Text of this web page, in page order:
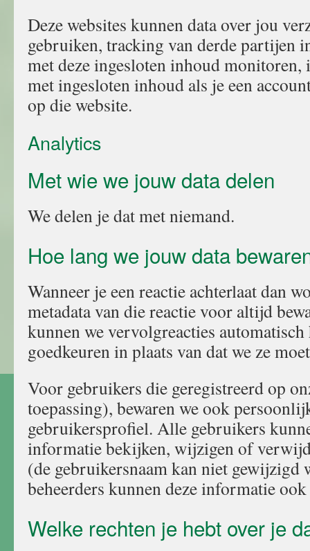
Deze websites kunnen data over jou
gebruiken, tracking van derde partijen
met deze ingesloten inhoud
met ingesloten inhoud als je een
op die website.
Analytics
Met wie we jouw data delen
We delen je dat met niemand.
Hoe lang we jouw data
Wanneer je een reactie achterlaat dan
metadata van die reactie voor altijd
kunnen we vervolgreacties automatisch
goedkeuren in plaats van dat we ze
Voor gebruikers die geregistreerd op
toepassing), bewaren we ook
gebruikersprofiel. Alle gebruikers
informatie bekijken, wijzigen of
(de gebruikersnaam kan niet gewijzigd
beheerders kunnen deze informatie
Welke rechten je hebt over je